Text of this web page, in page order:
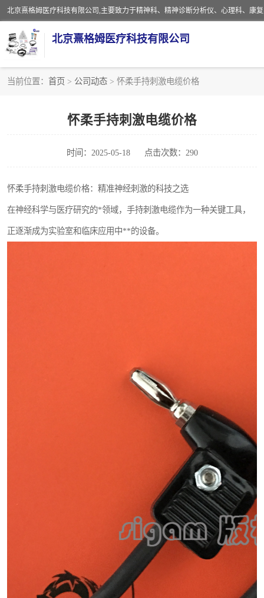
北京熹格姆医疗科技有限公司
当前位置： 首页 > 公司动态 > 怀柔手持刺激电缆价格
怀柔手持刺激电缆价格
时间：2025-05-18 点击次数：290
怀柔手持刺激电缆价格：精准神经刺激的科技之选
在神经科学与医疗研究的*领域，手持刺激电缆作为一种关键工具，
正逐渐成为实验室和临床应用中**的设备。